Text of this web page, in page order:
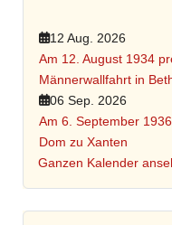
12 Aug. 2026
Am 12. August 1934
Männerwallfahrt in
06 Sep. 2026
Am 6. September
Dom zu Xanten
Ganzen Kalender